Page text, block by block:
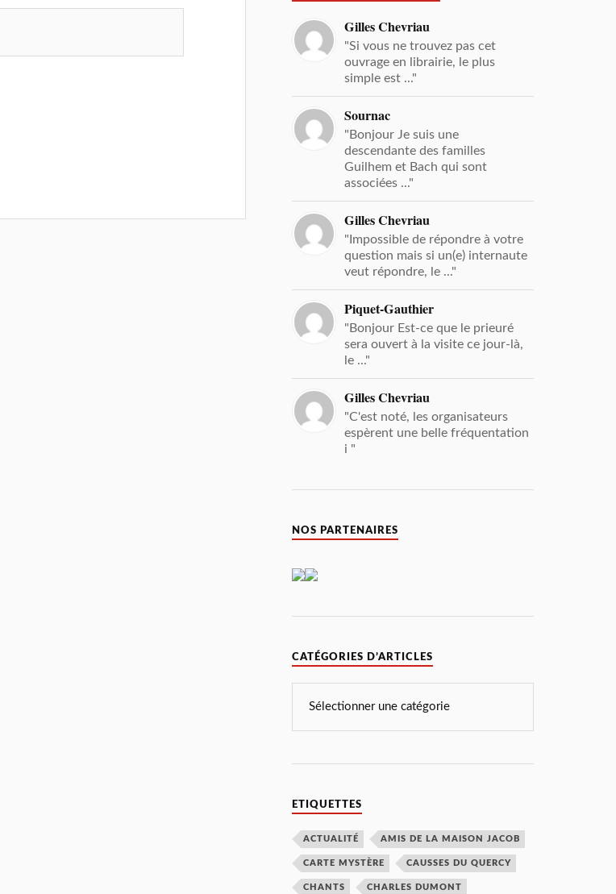
Gilles Chevriau
"Si vous ne trouvez pas cet
ouvrage en librairie, le plus
simple est ..."
Sournac
"Bonjour Je suis une
descendante des familles
Guilhem et Bach qui sont
associées ..."
Gilles Chevriau
"Impossible de répondre à votre
question mais si un(e) internaute
veut répondre, le ..."
Piquet-Gauthier
"Bonjour Est-ce que le prieuré
sera ouvert à la visite ce jour-là,
le ..."
Gilles Chevriau
"C'est noté, les organisateurs
espèrent une belle fréquentation
i "
NOS PARTENAIRES
CATÉGORIES D’ARTICLES
ETIQUETTES
ACTUALITÉ AMIS DE LA MAISON JACOB
CARTE MYSTÈRE CAUSSES DU QUERCY
CHANTS CHARLES DUMONT